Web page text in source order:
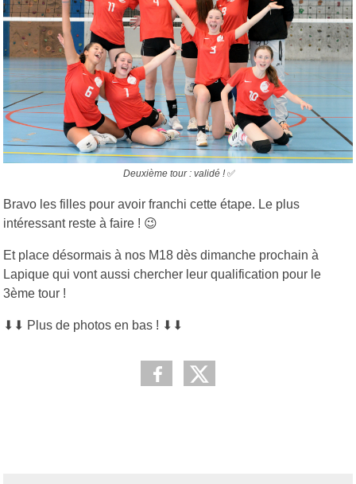
Deuxième tour : validé ! ✅
Bravo les filles pour avoir franchi cette étape. Le plus
intéressant reste à faire ! 😉
Et place désormais à nos M18 dès dimanche prochain à
Lapique qui vont aussi chercher leur qualification pour le
3ème tour !
⬇⬇ Plus de photos en bas ! ⬇⬇